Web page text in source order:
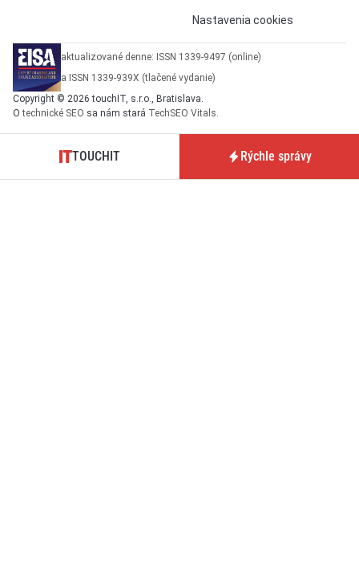
Nastavenia cookies
aktualizované denne: ISSN 1339-9497 (online)
a ISSN 1339-939X (tlačené vydanie)
Copyright © 2026 touchIT, s.r.o., Bratislava.
Otechnické SEO sa nám stará TechSEO Vitals.
TOUCHIT Rýchle správy